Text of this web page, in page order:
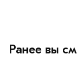
Ранее вы